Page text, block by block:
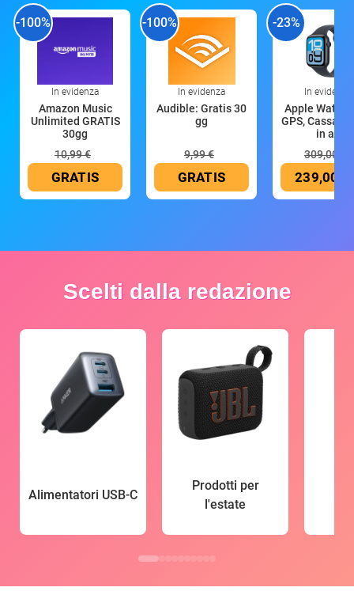
-100%
In evidenza
Amazon Music
Unlimited GRATIS
30gg
10,99 €
GRATIS
-100%
In evidenza
Audible: Gratis 30
gg
9,99 €
GRATIS
-23%
In evidenza
Apple Watch
GPS, Cassa
in all
309,00 €
239,00 €
Scelti dalla redazione
Alimentatori USB-C
Prodotti per
l'estate